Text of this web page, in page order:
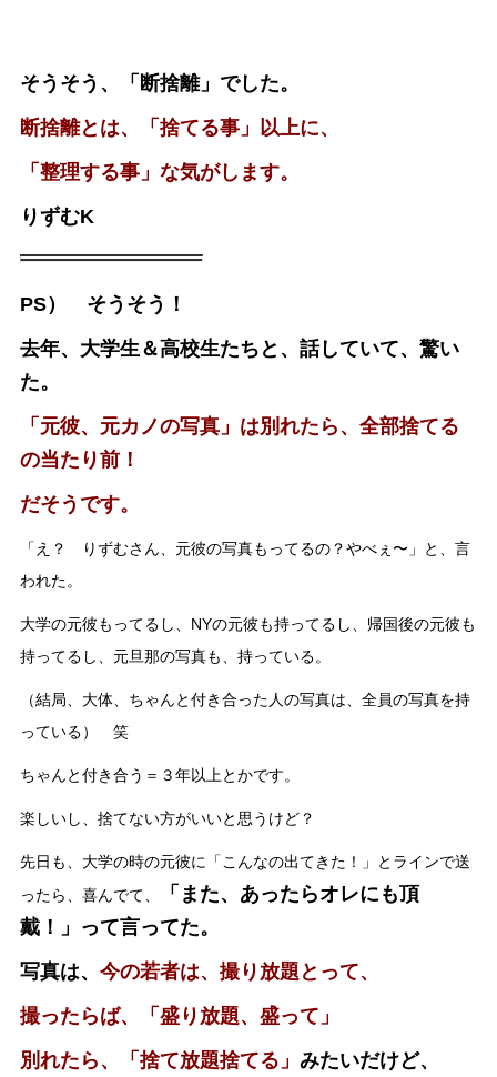
そうそう、「断捨離」でした。
断捨離とは、「捨てる事」以上に、
「整理する事」な気がします。
りずむK
PS） そうそう！
去年、大学生＆高校生たちと、話していて、驚い
た。
「元彼、元カノの写真」は別れたら、全部捨てる
の当たり前！
だそうです。
「え？ りずむさん、元彼の写真もってるの？やべぇ〜」と、言
われた。
大学の元彼もってるし、NYの元彼も持ってるし、帰国後の元彼も
持ってるし、元旦那の写真も、持っている。
（結局、大体、ちゃんと付き合った人の写真は、全員の写真を持
っている） 笑
ちゃんと付き合う＝３年以上とかです。
楽しいし、捨てない方がいいと思うけど？
先日も、大学の時の元彼に「こんなの出てきた！」とラインで送
ったら、喜んでて、
「また、あったらオレにも頂
戴！」って言ってた。
写真は、 今の若者は、撮り放題とって、
撮ったらば、「盛り放題、盛って」
別れたら、
「捨て放題捨てる」 みたいだけど、